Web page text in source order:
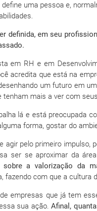
uma pessoa e,
definida, em seu
em RH e em
acredita que está na
um futuro em
tenham mais a ver com
lá e está preocupada
forma, gostar do
agir pelo primeiro
ser se aproximar da
sobre a valorização da
fazendo com que a cultura
empresas que já tem
sua ação.Afinal,